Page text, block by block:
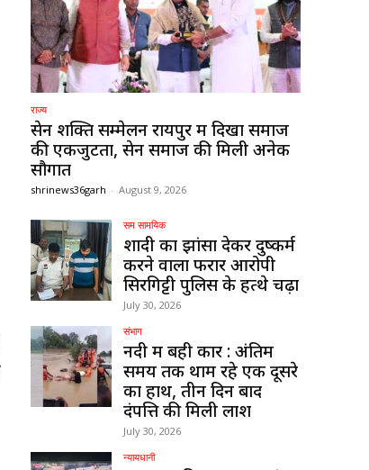
राज्य
सेन शक्ति सम्मेलन रायपुर में दिखा समाज
की एकजुटता, सेन समाज की मिली अनेक
सौगातें
shrinews36garh - August 9, 2026
सम सामयिक
शादी का झांसा देकर दुष्कर्म
करने वाला फरार आरोपी
सिरगिट्टी पुलिस के हत्थे चढ़ा
July 30, 2026
संभाग
नदी में बही कार : अंतिम
समय तक थामें रहे एक दूसरे
का हाथ, तीन दिन बाद
दंपत्ति की मिली लाश
July 30, 2026
न्यायधानी